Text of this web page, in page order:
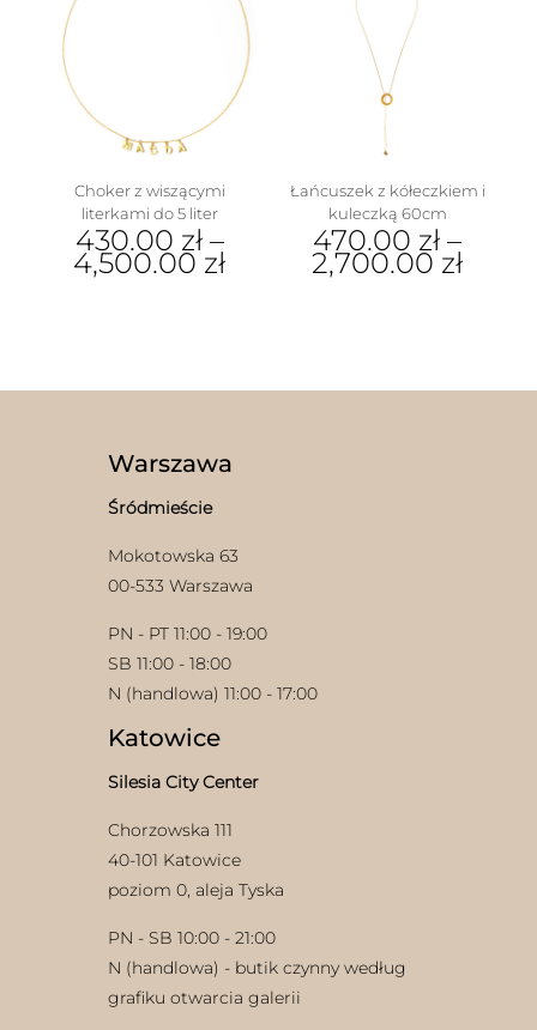
wariantów.
Opcje
można
wybrać
na
produktu
Choker z wiszącymi
literkami do 5 liter
430.00 zł–
4,500.00zł
na
stronie
produktu
Łańcuszek z kółeczkiem i
kuleczką 60cm
470.00 zł –
2,700.00zł
Warszawa
Śródmieście
Mokotowska 63
00-533 Warszawa
PN - PT 11:00 - 19:00
SB 11:00 - 18:00
N (handlowa) 11:00 - 17:00
Katowice
Silesia City Center
Chorzowska 111
40-101 Katowice
poziom 0, aleja Tyska
PN - SB 10:00 - 21:00
N (handlowa) - butik czynny według
grafiku otwarcia galerii